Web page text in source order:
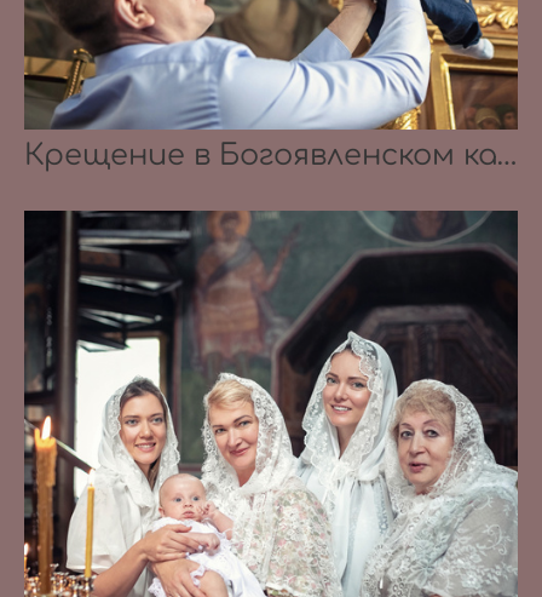
Крещение в Богоявленском кафедральном соборе в Елохове 17.10.2020